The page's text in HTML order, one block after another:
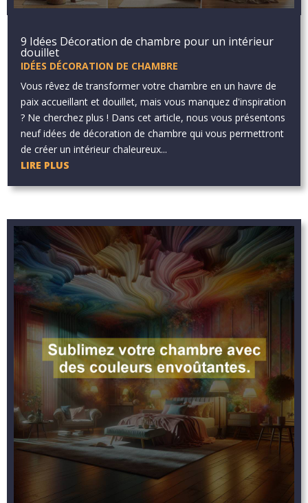
9 Idées Décoration de chambre pour un intérieur
douillet
IDÉES DÉCORATION DE CHAMBRE
Vous rêvez de transformer votre chambre en un havre de
paix accueillant et douillet, mais vous manquez d'inspiration
? Ne cherchez plus ! Dans cet article, nous vous présentons
neuf idées de décoration de chambre qui vous permettront
de créer un intérieur chaleureux...
LIRE PLUS